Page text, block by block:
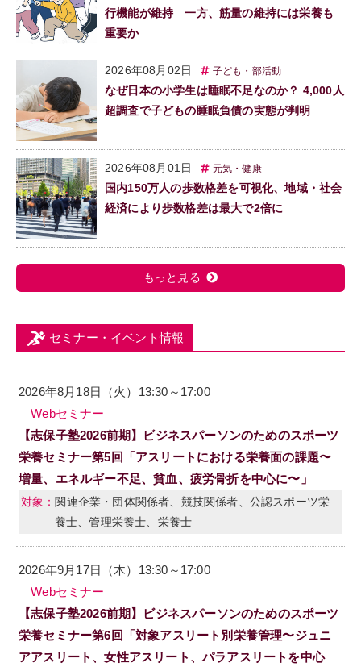
行機能が維持 一方、筋量の維持には栄養も
重要か
2026年08月02日 子ども・部活動
なぜ日本の小学生は睡眠不足なのか？ 4,000人
超調査で子どもの睡眠負債の実態が判明
2026年08月01日 元気・健康
国内150万人の歩数格差を可視化、地域・社会
経済により歩数格差は最大で2倍に
もっと見る
セミナー・イベント情報
2026年8月18日（火）13:30～17:00
Webセミナー
【志保子塾2026前期】ビジネスパーソンのためのスポーツ
栄養セミナー第5回「アスリートにおける栄養面の課題〜
増量、エネルギー不足、貧血、疲労骨折を中心に〜」
関連企業・団体関係者、競技関係者、公認スポーツ栄
養士、管理栄養士、栄養士
2026年9月17日（木）13:30～17:00
Webセミナー
【志保子塾2026前期】ビジネスパーソンのためのスポーツ
栄養セミナー第6回「対象アスリート別栄養管理〜ジュニ
アアスリート、女性アスリート、パラアスリートを中心